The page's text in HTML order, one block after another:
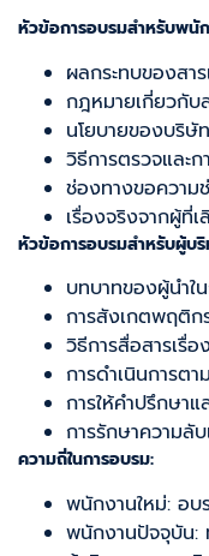
หัวข้อการอบรมสำหรับพนั
ผลกระทบของส
กฎหมายเกี่ยวกับ
นโยบายของบริษั
วิธีการตรวจและ
ช่องทางขอควา
เรื่องจริงจากผู้ที่
หัวข้อการอบรมสำหรับผู้บริ
บทบาทของผู้นำ
การสังเกตพฤติ
วิธีการสื่อสารเรื่
การดำเนินการต
การให้คำปรึกษา
การรักษาความลั
ความถี่ในการอบรม:
พนักงานใหม่: อบ
พนักงานปัจจุบัน: